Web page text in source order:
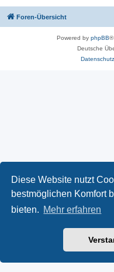
Diese Website nutzt
bestmöglichen Komfort
bieten. Mehr erfahren
Foren-Übersicht
Powered by phpBB®
Deutsche
Datenschutz